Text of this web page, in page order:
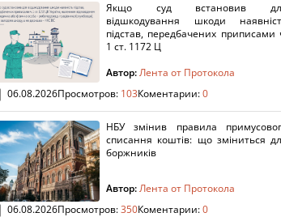
Якщо суд встановив
відшкодування шкоди
підстав, передбачених приписами
1 ст. 1172 Ц
Автор:Лента от Протокола
06.08.2026Просмотров: 103Коментарии:0
НБУ змінив правила
списання коштів: що зміниться
боржників
Автор:Лента от Протокола
06.08.2026Просмотров:350Коментарии:0